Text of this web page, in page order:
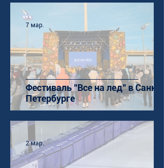
Фестиваль "Все на лед" в Санкт-
Петербурге
7 мар.
2 мар.